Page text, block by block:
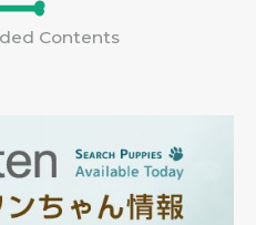
Contents